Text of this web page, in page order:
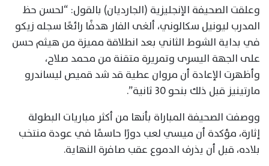
وعلقت الصحيفة الإنجليزية (الجارديان) بالقول: “لحسن حظ
المدرب ليونيل سكالوني، ألغى الفار هدفًا رائعًا سجله زيكو
في بداية الشوط الثاني بعد انطلاقة مميزة من هيثم حسن
على الجهة اليسرى وتمريرة متقنة من محمد صلاح،
وأظهرت الإعادة أن مروان عطية قد شد قميص ليساندرو
مارتينيز قبل ذلك بنحو 30 ثانية”.
ووصفت الصحيفة المباراة بأنها من أكثر مباريات البطولة
إثارة، مؤكدة أن ميسي لعب دورًا حاسمًا في عودة منتخب
بلاده، قبل أن يذرف الدموع عقب صافرة النهاية.